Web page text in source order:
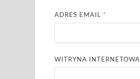
ADRES EMAIL *
WITRYNA INTERNETOWA